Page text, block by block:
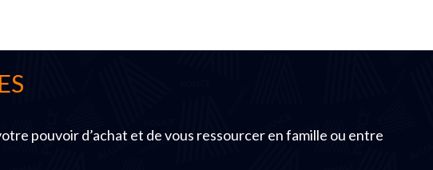
pouvoir d’achat et de vous ressourcer en famille ou entre